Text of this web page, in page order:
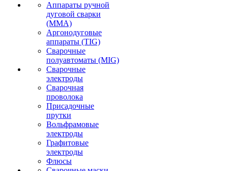
Аппараты ручной
дуговой сварки
(MMA)
Аргонодуговые
аппараты (TIG)
Сварочные
полуавтоматы (MIG)
Сварочные
электроды
Сварочная
проволока
Присадочные
прутки
Вольфрамовые
электроды
Графитовые
электроды
Флюсы